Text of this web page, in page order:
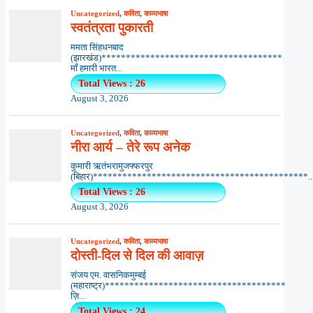
Uncategorized,कविता,काव्यभाषा
स्वतंत्रता पुकारती
ममता सिंहधनबाद
(झारखंड)*************************************
माँ हमारी भारत...
Total Views : 26
August 3, 2026
Uncategorized,कविता,काव्यभाषा
नीरा आर्य – तेरे रूप अनेक
कुमारी ऋतंभरामुजफ्फरपुर
Total Views : 26
August 3, 2026
Uncategorized,कविता,काव्यभाषा
दोस्ती-दिल से दिल की आवाज़
संजय एम. वासनिकमुम्बई
(महाराष्ट्र)*************************************
ज़ि...